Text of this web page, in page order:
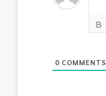
0 COMMENTS